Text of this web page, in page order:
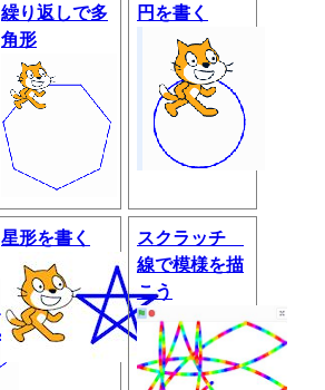
繰り返しで多
角形
円を書く
星形を書く
スクラッチ
線で模様を描
こう